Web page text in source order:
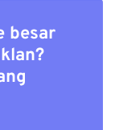
besar